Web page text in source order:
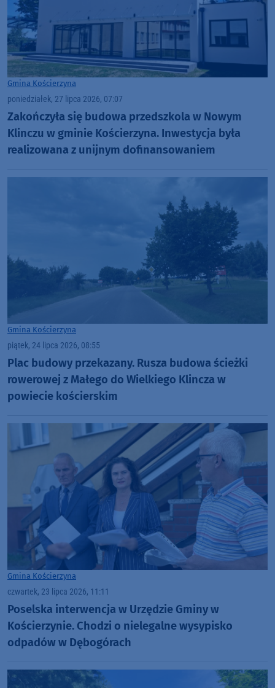
Gmina Kościerzyna
poniedziałek, 27 lipca 2026, 07:07
Zakończyła się budowa przedszkola w Nowym
Klinczu w gminie Kościerzyna. Inwestycja była
realizowana z unijnym dofinansowaniem
Gmina Kościerzyna
piątek, 24 lipca 2026, 08:55
Plac budowy przekazany. Rusza budowa ścieżki
rowerowej z Małego do Wielkiego Klincza w
powiecie kościerskim
Gmina Kościerzyna
czwartek, 23 lipca 2026, 11:11
Poselska interwencja w Urzędzie Gminy w
Kościerzynie. Chodzi o nielegalne wysypisko
odpadów w Dębogórach